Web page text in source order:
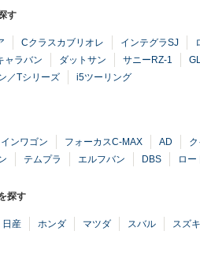
す
Cクラスカブリオレ インテグラSJ
ャラバン ダットサン サニーRZ-1
／Tシリーズ
i5ツーリング
ンワゴン フォーカスC-MAX AD
テムプラ エルフバン DBS ロ
探す
日産 ホンダ マツダ スバル スズキ